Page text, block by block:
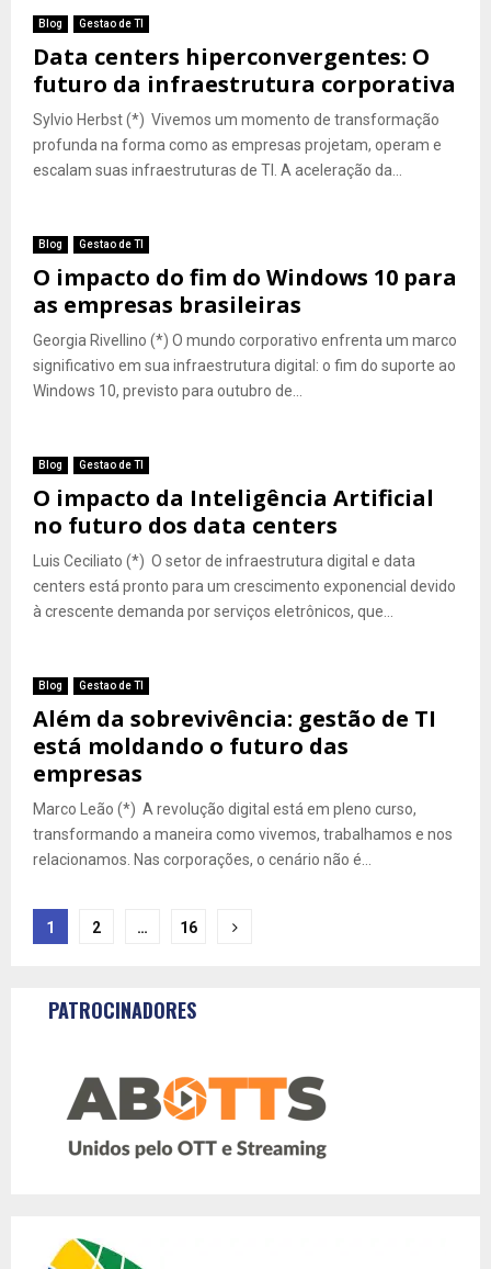
Blog Gestao de TI
Data centers hiperconvergentes: O
futuro da infraestrutura corporativa
Sylvio Herbst (*) Vivemos um momento de transformação
profunda na forma como as empresas projetam, operam e
escalam suas infraestruturas de TI. A aceleração da...
Blog Gestao de TI
O impacto do fim do Windows 10 para
as empresas brasileiras
Georgia Rivellino (*) O mundo corporativo enfrenta um marco
significativo em sua infraestrutura digital: o fim do suporte ao
Windows 10, previsto para outubro de...
Blog Gestao de TI
O impacto da Inteligência Artificial
no futuro dos data centers
Luis Ceciliato (*) O setor de infraestrutura digital e data
centers está pronto para um crescimento exponencial devido
à crescente demanda por serviços eletrônicos, que...
Blog Gestao de TI
Além da sobrevivência: gestão de TI
está moldando o futuro das
empresas
Marco Leão (*) A revolução digital está em pleno curso,
transformando a maneira como vivemos, trabalhamos e nos
relacionamos. Nas corporações, o cenário não é...
Navegação
posts
1 2 … 16
PATROCINADORES